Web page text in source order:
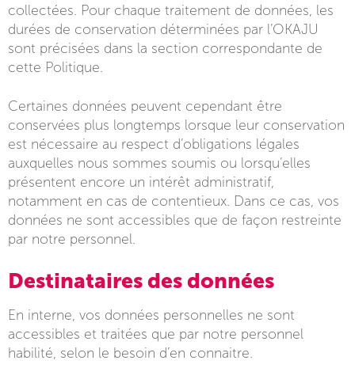
collectées. Pour chaque traitement de données, les
durées de conservation déterminées par l’OKAJU
sont précisées dans la section correspondante de
cette Politique.
Certaines données peuvent cependant être
conservées plus longtemps lorsque leur conservation
est nécessaire au respect d’obligations légales
auxquelles nous sommes soumis ou lorsqu’elles
présentent encore un intérêt administratif,
notamment en cas de contentieux. Dans ce cas, vos
données ne sont accessibles que de façon restreinte
par notre personnel.
Destinataires des données
En interne, vos données personnelles ne sont
accessibles et traitées que par notre personnel
habilité, selon le besoin d’en connaitre.